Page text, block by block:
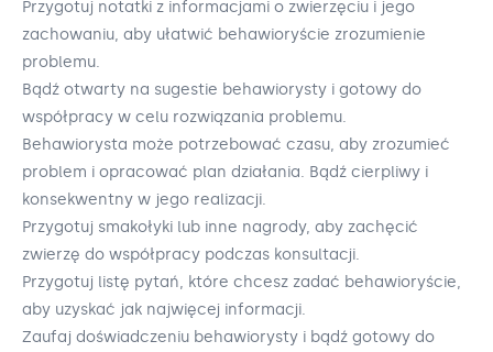
Przygotuj notatki z informacjami o zwierzęciu i jego
zachowaniu, aby ułatwić behawioryście zrozumienie
problemu.
Bądź otwarty na sugestie behawiorysty i gotowy do
współpracy w celu rozwiązania problemu.
Behawiorysta może potrzebować czasu, aby zrozumieć
problem i opracować plan działania. Bądź cierpliwy i
konsekwentny w jego realizacji.
Przygotuj smakołyki lub inne nagrody, aby zachęcić
zwierzę do współpracy podczas konsultacji.
Przygotuj listę pytań, które chcesz zadać behawioryście,
aby uzyskać jak najwięcej informacji.
Zaufaj doświadczeniu behawiorysty i bądź gotowy do